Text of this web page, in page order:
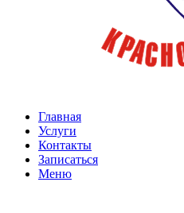
Главная
Услуги
Контакты
Записаться
Меню